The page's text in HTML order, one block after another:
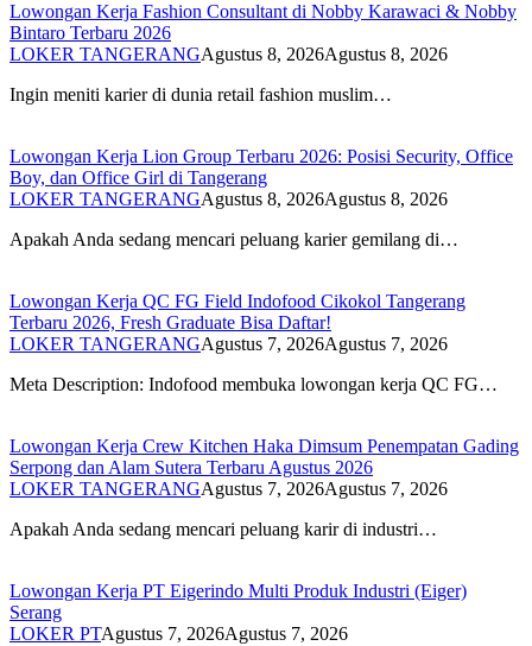
Lowongan Kerja Fashion Consultant di Nobby Karawaci & Nobby
Bintaro Terbaru 2026
LOKER TANGERANGAgustus 8, 2026Agustus 8, 2026
Ingin meniti karier di dunia retail fashion muslim…
Lowongan Kerja Lion Group Terbaru 2026: Posisi Security, Office
Boy, dan Office Girl di Tangerang
LOKER TANGERANGAgustus 8, 2026Agustus 8, 2026
Apakah Anda sedang mencari peluang karier gemilang di…
Lowongan Kerja QC FG Field Indofood Cikokol Tangerang
Terbaru 2026, Fresh Graduate Bisa Daftar!
LOKER TANGERANGAgustus 7, 2026Agustus 7, 2026
Meta Description: Indofood membuka lowongan kerja QC FG…
Lowongan Kerja Crew Kitchen Haka Dimsum Penempatan Gading
Serpong dan Alam Sutera Terbaru Agustus 2026
LOKER TANGERANGAgustus 7, 2026Agustus 7, 2026
Apakah Anda sedang mencari peluang karir di industri…
Lowongan Kerja PT Eigerindo Multi Produk Industri (Eiger)
Serang
LOKER PTAgustus 7, 2026Agustus 7, 2026